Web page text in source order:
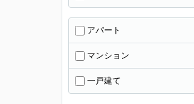
アパート
マンション
一戸建て